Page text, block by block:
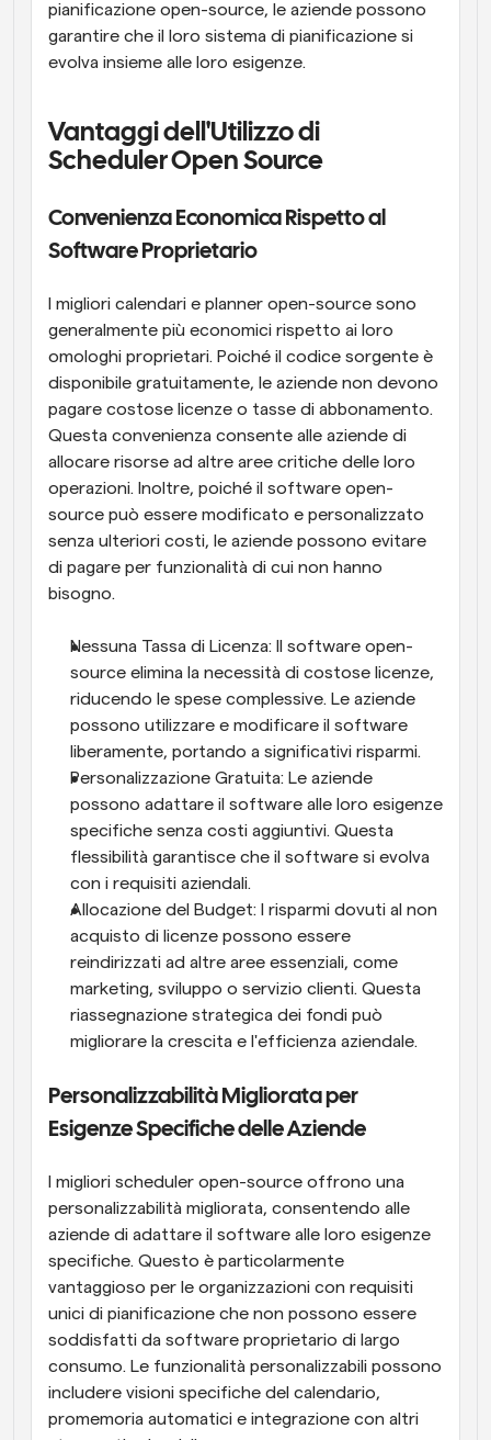
pianificazione open-source, le aziende possono
garantire che il loro sistema di pianificazione si
evolva insieme alle loro esigenze.
Vantaggi dell'Utilizzo di
Scheduler Open Source
Convenienza Economica Rispetto al
Software Proprietario
I migliori calendari e planner open-source sono
generalmente più economici rispetto ai loro
omologhi proprietari. Poiché il codice sorgente è
disponibile gratuitamente, le aziende non devono
pagare costose licenze o tasse di abbonamento.
Questa convenienza consente alle aziende di
allocare risorse ad altre aree critiche delle loro
operazioni. Inoltre, poiché il software open-
source può essere modificato e personalizzato
senza ulteriori costi, le aziende possono evitare
di pagare per funzionalità di cui non hanno
bisogno.
Nessuna Tassa di Licenza: Il software open-
source elimina la necessità di costose licenze,
riducendo le spese complessive. Le aziende
possono utilizzare e modificare il software
liberamente, portando a significativi risparmi.
Personalizzazione Gratuita: Le aziende
possono adattare il software alle loro esigenze
specifiche senza costi aggiuntivi. Questa
flessibilità garantisce che il software si evolva
con i requisiti aziendali.
Allocazione del Budget: I risparmi dovuti al non
acquisto di licenze possono essere
reindirizzati ad altre aree essenziali, come
marketing, sviluppo o servizio clienti. Questa
riassegnazione strategica dei fondi può
migliorare la crescita e l'efficienza aziendale.
Personalizzabilità Migliorata per
Esigenze Specifiche delle Aziende
I migliori scheduler open-source offrono una
personalizzabilità migliorata, consentendo alle
aziende di adattare il software alle loro esigenze
specifiche. Questo è particolarmente
vantaggioso per le organizzazioni con requisiti
unici di pianificazione che non possono essere
soddisfatti da software proprietario di largo
consumo. Le funzionalità personalizzabili possono
includere visioni specifiche del calendario,
promemoria automatici e integrazione con altri